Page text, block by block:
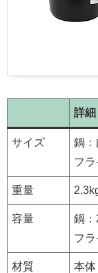
詳細
サイズ
鍋
フ
重量
容量
鍋：
フ
材質
本体